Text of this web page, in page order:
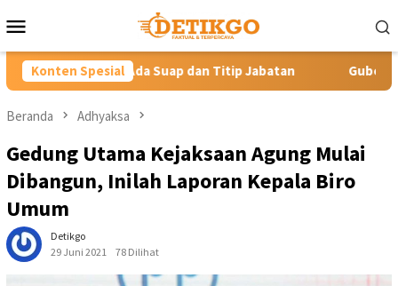
ke
Mobile
Konten Spesial
dan Titip Jabatan Gubernur YSK Rotasi Tiga
Beranda Adhyaksa
Gedung Utama Kejaksaan Agung Mulai
Dibangun, Inilah Laporan Kepala Biro
Umum
Detikgo
29 Juni 2021
78 Dilihat